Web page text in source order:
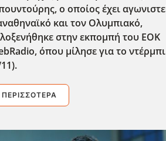
, ο οποίος έχει
και τον Ολυμπιακό,
στην εκπομπή του EOK
όπου μίλησε για το
ΠΕΡΙΣΣΌΤΕΡΑ